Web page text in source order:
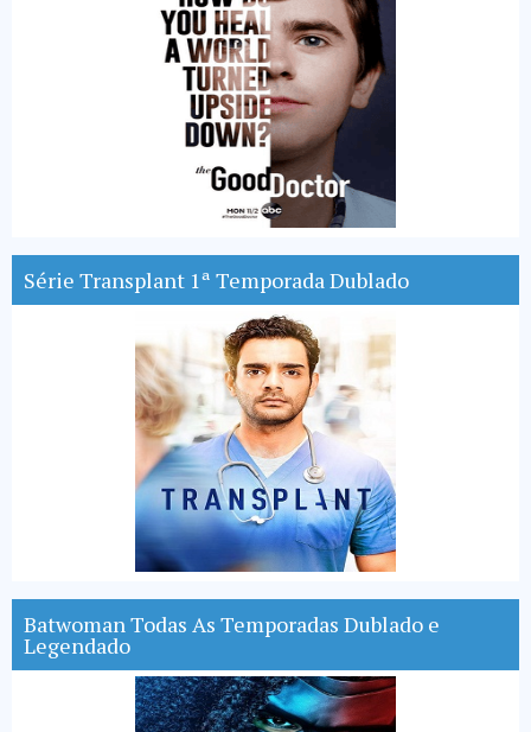
Série Transplant 1ª Temporada Dublado
Batwoman Todas As Temporadas Dublado e
Legendado